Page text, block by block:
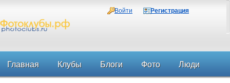
Войти Регистрация
Главная Клубы Блоги Фото Люди